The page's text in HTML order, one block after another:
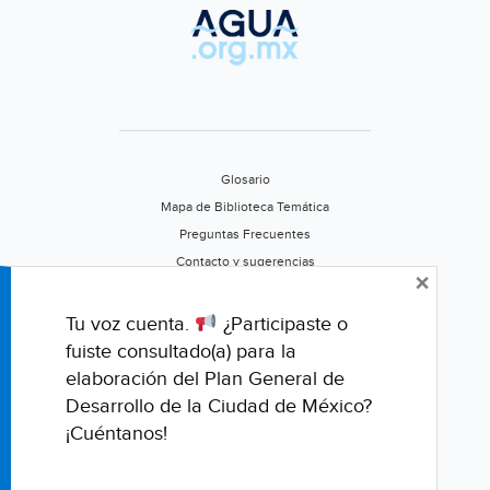
Glosario
Mapa de Biblioteca Temática
Preguntas Frecuentes
Contacto y sugerencias
Califica este portal
Tu voz cuenta.
¿Participaste o
fuiste consultado(a) para la
elaboración del Plan General de
Desarrollo de la Ciudad de México?
¡Cuéntanos!
×